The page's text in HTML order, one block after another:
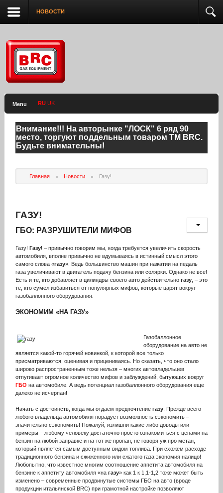
НОВОСТИ
Menu RU UK
Внимание!!! На авторынке "ЛОСК" 6 ряд 90
место, торгуют поддельным товаром ТМ BRC.
Будьте внимательны!
Главная Новости Газу!
ГАЗУ!
ГБО: РАЗРУШИТЕЛИ МИФОВ
Газу! Газу! – привычно говорим мы, когда требуется увеличить скорость
автомобиля, вполне привычно не вдумываясь в истинный смысл этого
самого слова «газу». Ведь большинство машин при нажатии на педаль
газа увеличивают в двигатель подачу бензина или солярки. Однако не все!
Есть и те, кто добавляет в цилиндры своего авто действительногазу, – это
те, кто сумел избавиться от популярных мифов, которые царят вокруг
газобаллонного оборудования.
ЭКОНОМИМ «НАГАЗУ»
Газобаллонное
оборудование на авто не
является какой-то горячей новинкой, к которой все только
присматриваются, оценивая и прицениваясь. Но сказать, что оно стало
широко распространенным тоже нельзя – многих автовладельцев
отпугивает огромное количество мифов и заблуждений, бытующих вокруг
ГБО на автомобиле. А ведь потенциал газобаллонного оборудования еще
далеко не исчерпан!
Начать с достоинств, когда мы отдаем предпочтениегазу. Прежде всего
любого владельца автомобиля порадует возможность сэкономить –
значительно сэкономить! Пожалуй, излишни какие-либо доводы или
примеры – любому человеку достаточно просто ознакомиться с ценами на
бензин на любой заправке и на тот же пропан, не говоря уж про метан,
который является самым доступным видом топлива. При схожем расходе
традиционного бензина и сжиженного или сжатого газа экономия налицо!
Любопытно, что известное многим соотношение аппетита автомобиля на
бензине к аппетиту автомобиля «нагазу» как 1 к 1,1-1,2 тоже может быть
изменено – современные продвинутые системы ГБО на авто (вроде
продукции итальянской BRC) при грамотной настройке позволяют